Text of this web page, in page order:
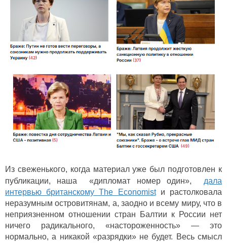
Из свеженького, когда материал уже был подготовлен к
публикации, наша «дипломат номер один», дала
интервью британскому The Economistи растолковала
неразумным островитянам, а, заодно и всему миру, что в
неприязненном отношении стран Балтии к России нет
ничего радикального, «настороженность» — это
нормально, а никакой «разрядки» не будет. Весь смысл